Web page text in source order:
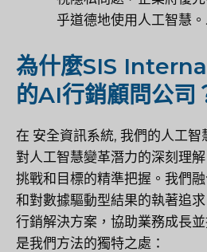
乎道德地使用人工智慧。.
為什麼SIS
的AI行銷顧問公司
在 安全資訊系統, 我們的人工
對人工智慧變革潛力的深刻理
挑戰和目標的精準把握。我們
和對數據驅動型結果的執著追
行銷解決方案，協助業務成長
是我們方法的獨特之處：